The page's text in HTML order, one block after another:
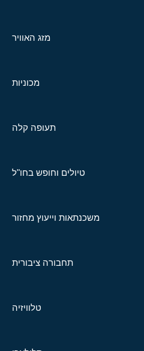
מזג האוויר
מכוניות
תעופה קלה
טיולים וחופש בחו"ל
משכנתאות וייעוץ מחזור
תחבורה ציבורית
טלוויזיה